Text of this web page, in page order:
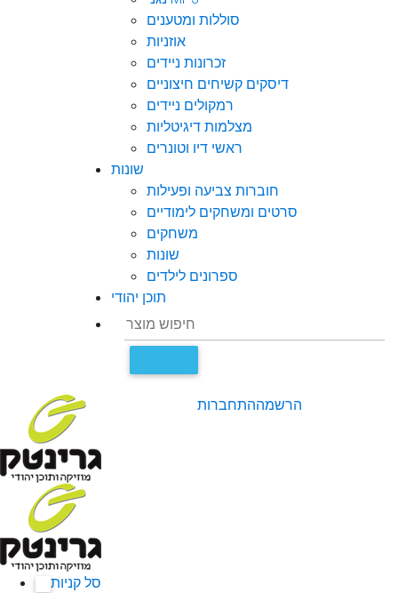
סוללות ומטענים
אוזניות
זכרונות ניידים
דיסקים קשיחים חיצוניים
רמקולים ניידים
מצלמות דיגיטליות
ראשי דיו וטונרים
שונות
חוברות צביעה ופעילות
סרטים ומשחקים לימודיים
משחקים
שונות
ספרונים לילדים
תוכן יהודי
התחברותהרשמה
סל קניות